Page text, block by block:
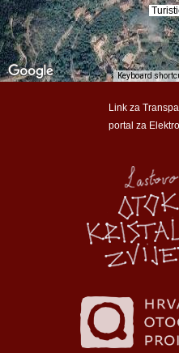
Groblje
Groblje
Keyboard
Link za
portal za